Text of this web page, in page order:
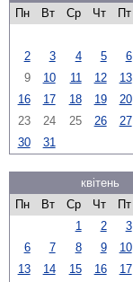
Пн
Вт Ср Чт Пт
2
3 4 5 6
9
10 11 12 13
16
17 18 19 20
23
24 25 26 27
30
31
квітень
Пн
Вт Ср Чт Пт
1
2 3
6
7 8 9 10
13
14 15 16 17